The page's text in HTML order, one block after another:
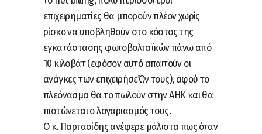
επιχειρηματίες θα μπορούν πλέον χωρίς
ρίσκο να υποβληθούν στο κόστος της
εγκατάστασης φωτοβολταϊκών πάνω από
10 κιλοβάτ (εφόσον αυτό απαιτούν οι
ανάγκες των επιχειρήσεΏν τους), αφού το
πλεόνασμα θα το πωλούν στην ΑΗΚ και θα
πιστώνεται ο λογαριασμός τους.
Ο κ. Παρτασίδης ανέφερε μάλιστα πως όταν